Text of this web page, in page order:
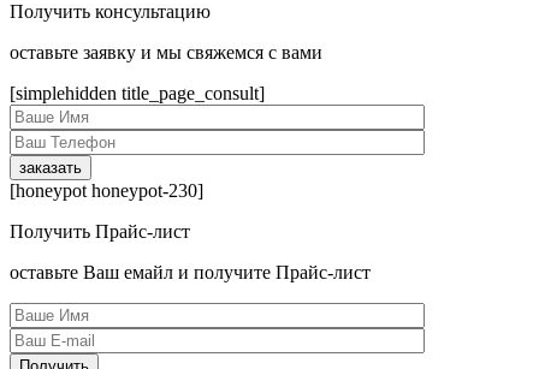
Получить консультацию
оcтавьте заявку и мы свяжемся с вами
[simplehidden title_page_consult]
[honeypot honeypot-230]
Получить Прайс-лист
оcтавьте Ваш емайл и получите Прайс-лист